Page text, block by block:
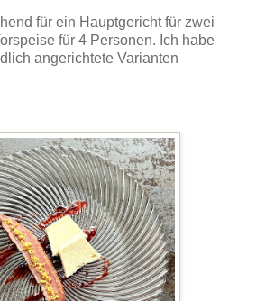
für ein Hauptgericht für zwei
für 4 Personen. Ich habe
angerichtete Varianten